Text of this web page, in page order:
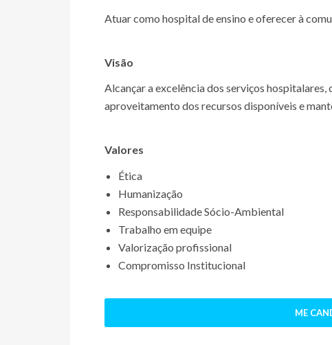
Atuar como hospital de ensino e oferecer à
Visão
Alcançar a excelência dos serviços
aproveitamento dos recursos disponíveis e
Valores
Ética
Humanização
Responsabilidade Sócio-Ambiental
Trabalho em equipe
Valorização profissional
Compromisso Institucional
ME